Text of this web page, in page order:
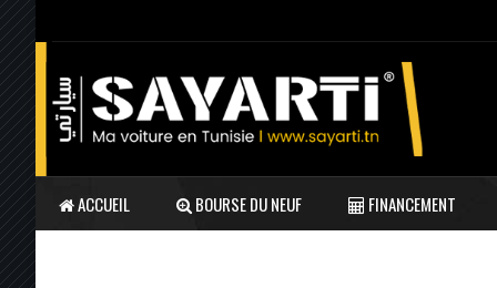
ACCUEIL BOURSE DU NEUF FINANCEMENT